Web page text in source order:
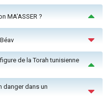
MA’ASSER ?
de la Torah tunisienne
danger dans un